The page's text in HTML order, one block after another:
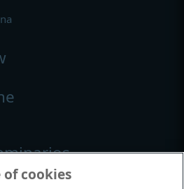
of cookies